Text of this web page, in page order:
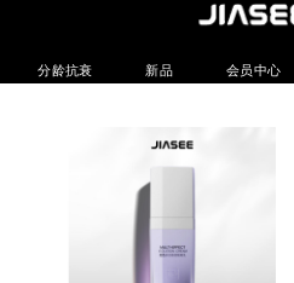
分龄抗衰 新品 会员中心